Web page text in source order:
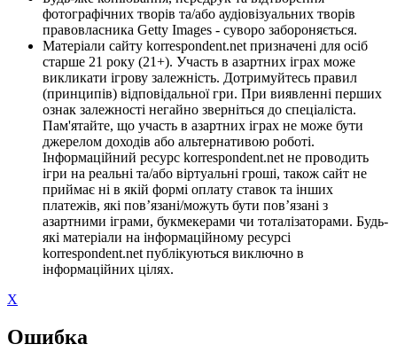
фотографічних творів та/або аудіовізуальних творів
правовласника Getty Images - суворо забороняється.
Матеріали сайту korrespondent.net призначені для осіб
старше 21 року (21+). Участь в азартних іграх може
викликати ігрову залежність. Дотримуйтесь правил
(принципів) відповідальної гри. При виявленні перших
ознак залежності негайно зверніться до спеціаліста.
Пам'ятайте, що участь в азартних іграх не може бути
джерелом доходів або альтернативою роботі.
Інформаційний ресурс korrespondent.net не проводить
ігри на реальні та/або віртуальні гроші, також сайт не
приймає ні в якій формі оплату ставок та інших
платежів, які пов’язані/можуть бути пов’язані з
азартними іграми, букмекерами чи тоталізаторами. Будь-
які матеріали на інформаційному ресурсі
korrespondent.net публікуються виключно в
інформаційних цілях.
X
Ошибка